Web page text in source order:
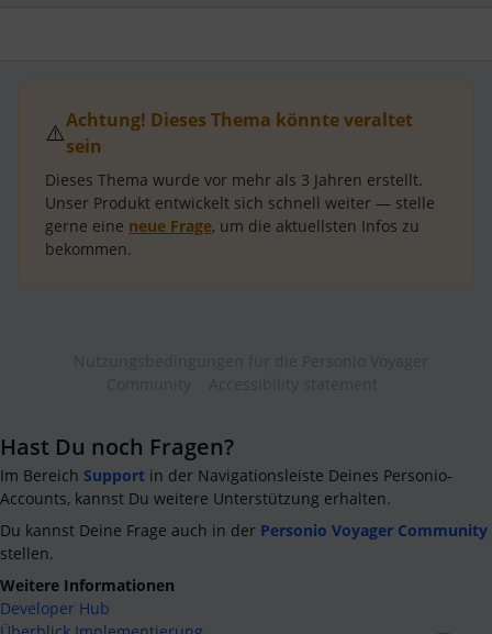
⚠️Achtung! Dieses Thema könnte veraltet
sein
Dieses Thema wurde vor mehr als 3 Jahren erstellt.
Unser Produkt entwickelt sich schnell weiter — stelle
gerne eine neue Frage, um die aktuellsten Infos zu
bekommen.
Hast Du noch Fragen?
Im Bereich Support in der Navigationsleiste Deines Personio-
Accounts, kannst Du weitere Unterstützung erhalten.
Du kannst Deine Frage auch in der Personio Voyager Community
stellen.
Weitere Informationen
Developer Hub